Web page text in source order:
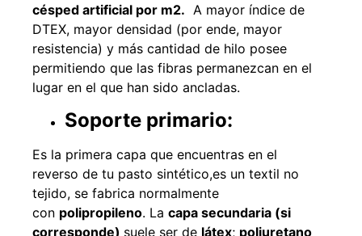
césped artificial por m2. A mayor índice de
DTEX, mayor densidad (por ende, mayor
resistencia) y más cantidad de hilo posee
permitiendo que las fibras permanezcan en el
lugar en el que han sido ancladas.
Soporte primario:
Es la primera capa que encuentras en el
reverso de tu pasto sintético,es un textil no
tejido, se fabrica normalmente
con polipropileno. La capa secundaria (si
corresponde) suele ser de látex; poliuretano